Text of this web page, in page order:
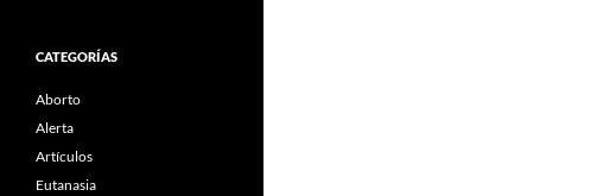
CATEGORÍAS
Aborto
Alerta
Artículos
Eutanasia